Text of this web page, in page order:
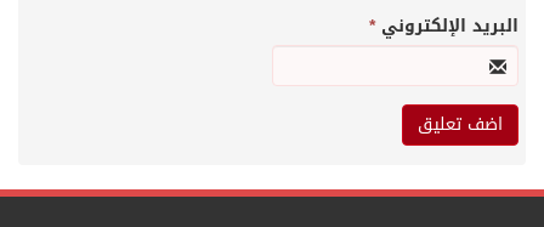
البريد الإلكتروني*